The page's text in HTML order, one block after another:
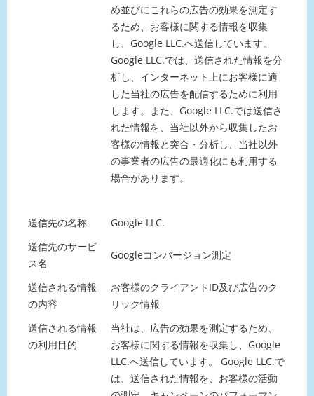
め並びにこれらの広告の効果を測定す
るため、お客様に関する情報を収集
し、Google LLC.へ送信しています。
Google LLC.では、送信された情報を分
析し、インターネット上にお客様に適
した当社の広告を配信するために利用
します。また、Google LLC.では送信さ
れた情報を、当社以外から収集したお
客様の情報と突合・分析し、当社以外
の事業者の広告の最適化にも利用する
場合があります。
送信先の名称
Google LLC.
送信先のサービ
ス名
Googleコンバージョン測定
送信される情報
の内容
お客様のクライアントID及び広告のク
リック情報
送信される情報
の利用目的
当社は、広告の効果を測定するため、
お客様に関する情報を収集し、Google
LLC.へ送信しています。 Google LLC.で
は、送信された情報を、お客様の活動